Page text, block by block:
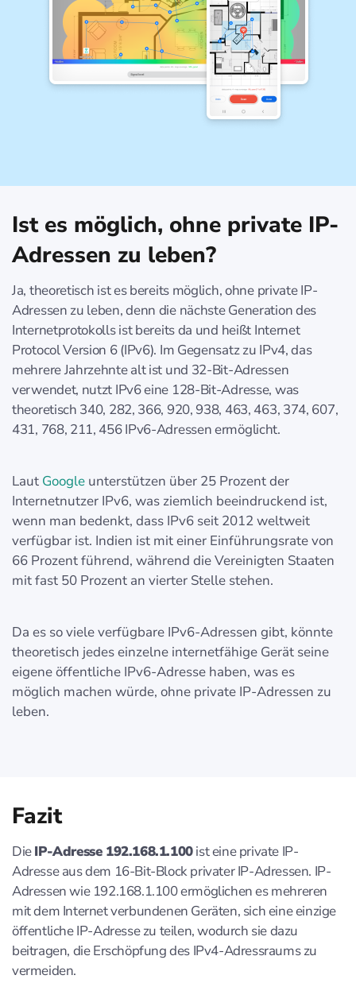
Ist es möglich, ohne private IP-
Adressen zu leben?
Ja, theoretisch ist es bereits möglich, ohne private IP-
Adressen zu leben, denn die nächste Generation des
Internetprotokolls ist bereits da und heißt Internet
Protocol Version 6 (IPv6). Im Gegensatz zu IPv4, das
mehrere Jahrzehnte alt ist und 32-Bit-Adressen
verwendet, nutzt IPv6 eine 128-Bit-Adresse, was
theoretisch 340, 282, 366, 920, 938, 463, 463, 374, 607,
431, 768, 211, 456 IPv6-Adressen ermöglicht.
Laut Google unterstützen über 25 Prozent der
Internetnutzer IPv6, was ziemlich beeindruckend ist,
wenn man bedenkt, dass IPv6 seit 2012 weltweit
verfügbar ist. Indien ist mit einer Einführungsrate von
66 Prozent führend, während die Vereinigten Staaten
mit fast 50 Prozent an vierter Stelle stehen.
Da es so viele verfügbare IPv6-Adressen gibt, könnte
theoretisch jedes einzelne internetfähige Gerät seine
eigene öffentliche IPv6-Adresse haben, was es
möglich machen würde, ohne private IP-Adressen zu
leben.
Fazit
DieIP-Adresse 192.168.1.100ist eine private IP-
Adresse aus dem 16-Bit-Block privater IP-Adressen. IP-
Adressen wie 192.168.1.100 ermöglichen es mehreren
mit dem Internet verbundenen Geräten, sich eine einzige
öffentliche IP-Adresse zu teilen, wodurch sie dazu
beitragen, die Erschöpfung des IPv4-Adressraums zu
vermeiden.